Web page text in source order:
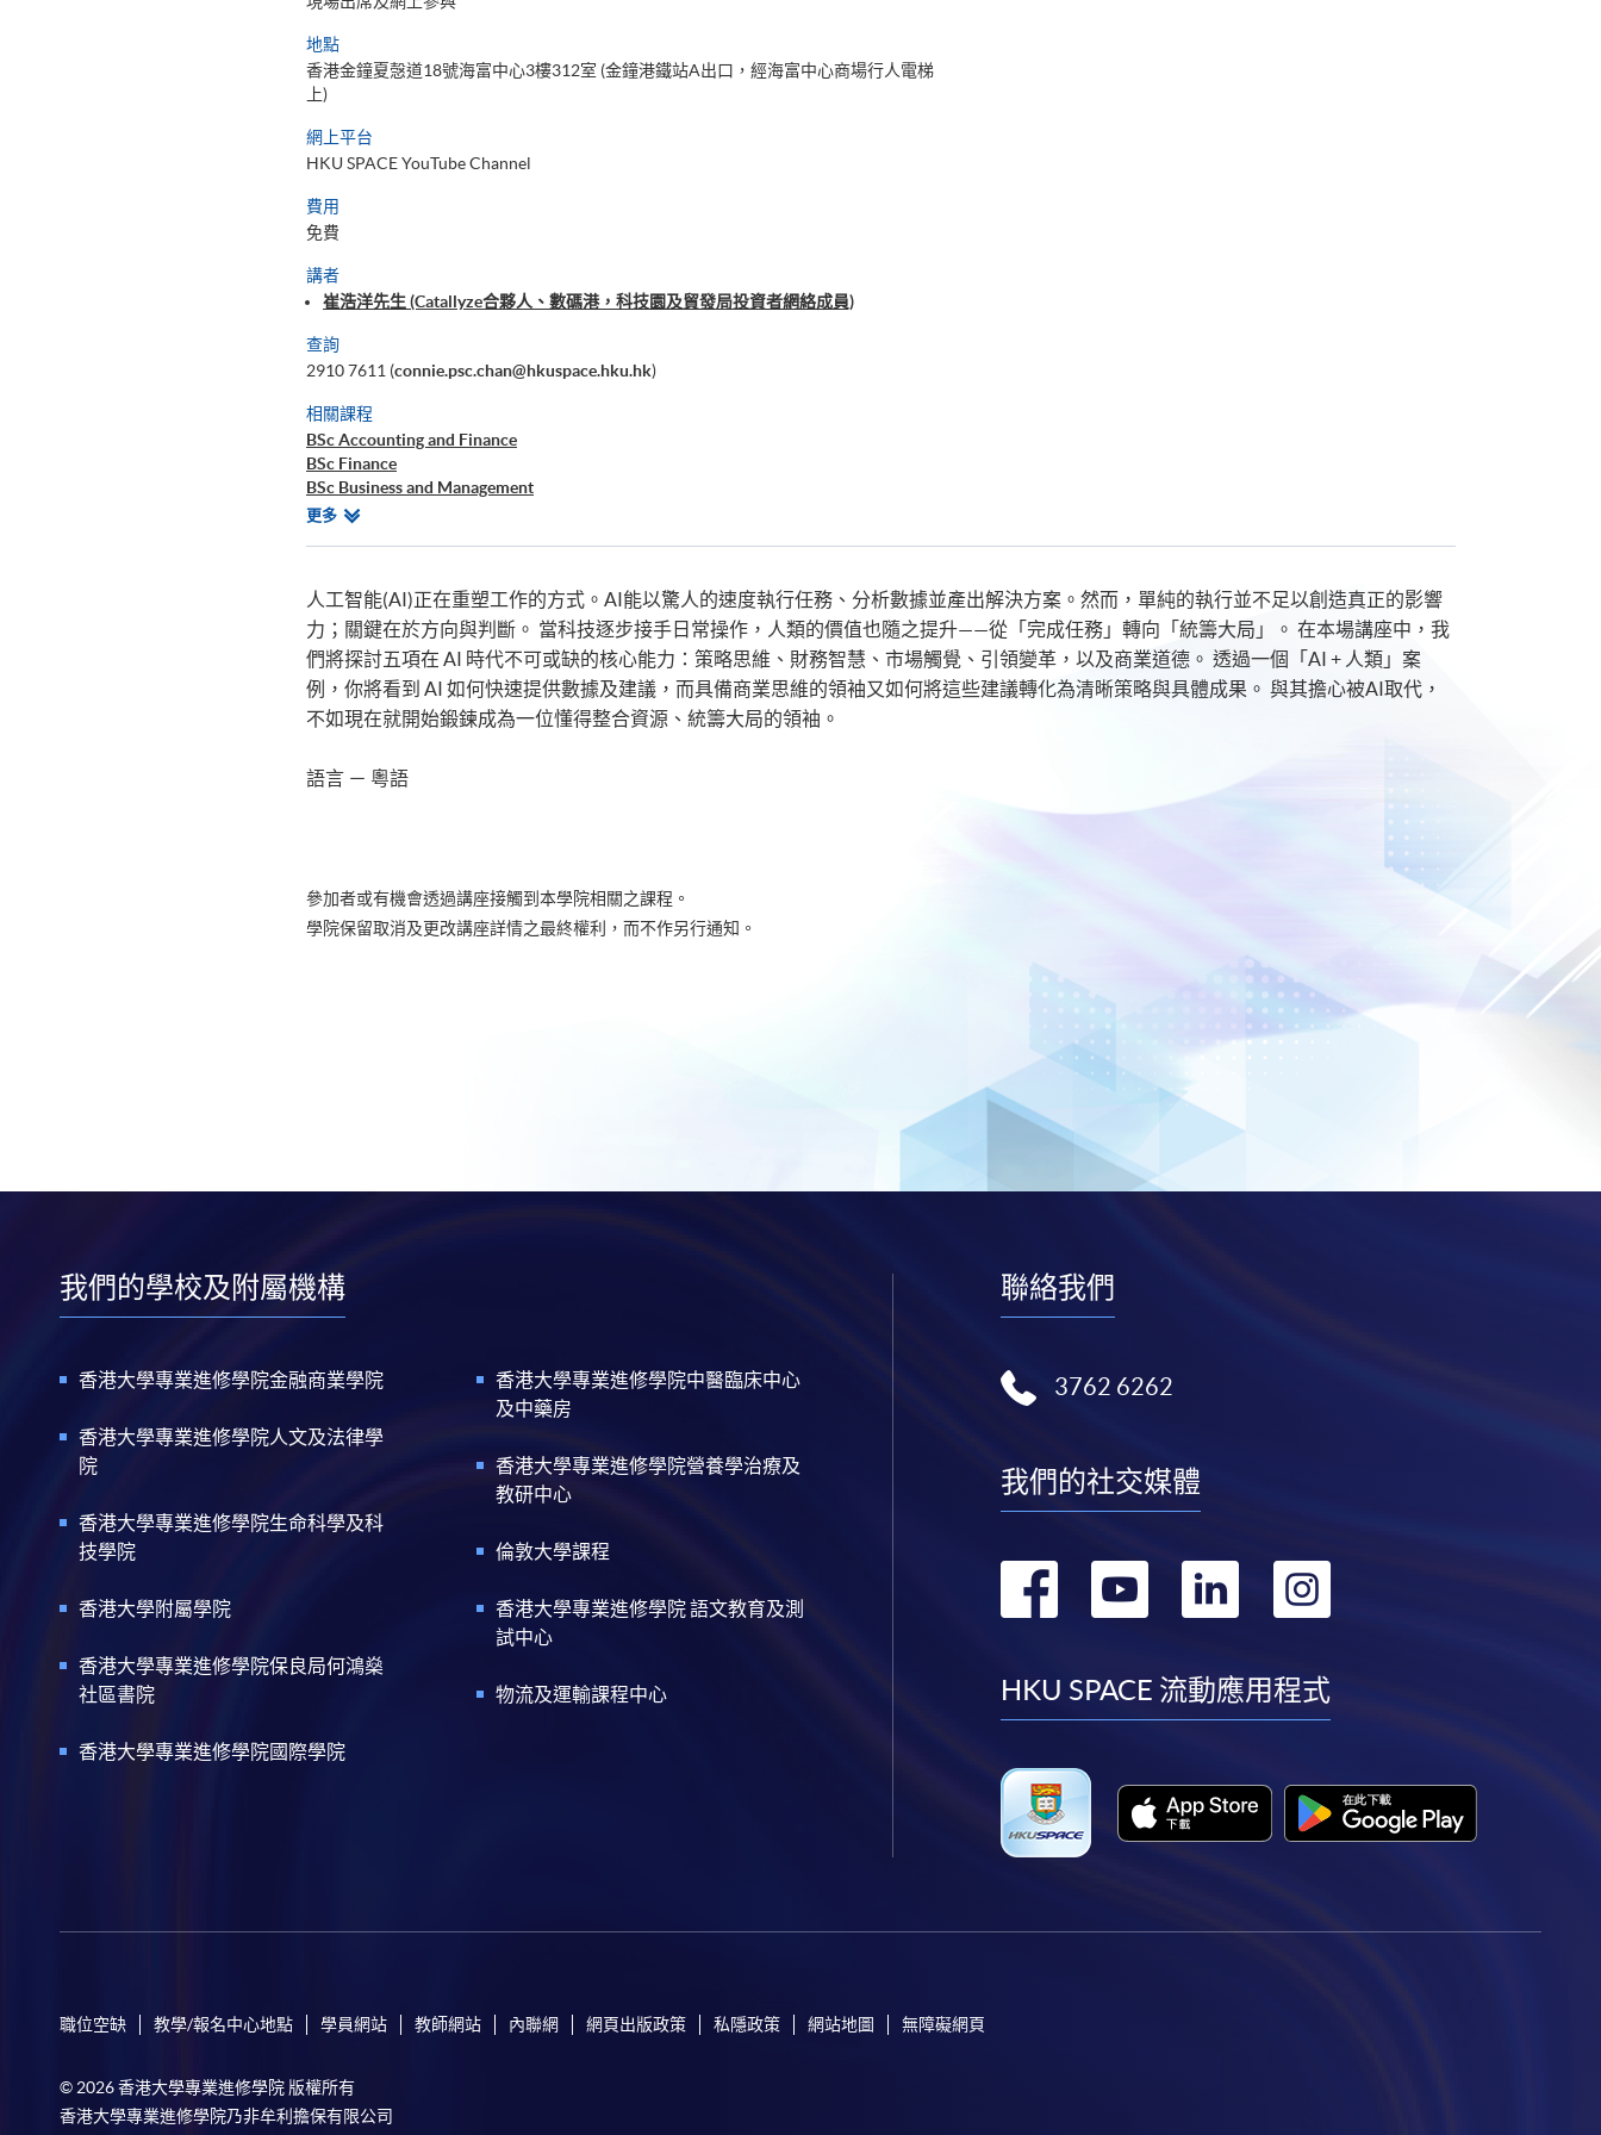
地點
香港金鐘夏愨道18號海富中心3樓312室 (金鐘港鐵站A出口，經海富中心商場行人電梯
上)
網上平台
HKU SPACE YouTube Channel
費用
免費
講者
崔浩洋先生 (Catallyze合夥人、數碼港，科技園及貿發局投資者網絡成員)
查詢
2910 7611 (connie.psc.chan@hkuspace.hku.hk)
相關課程
BSc Accounting and Finance
BSc Finance
BSc Business and Management
BSc Economics and Management
更多相
人工智能(AI)正在重塑工作的方式。AI能以驚人的速度執行任務、分析數據並產出解決方案。然而，單純的執行並不足以創造真正的影響
力；關鍵在於方向與判斷。 當科技逐步接手日常操作，人類的價值也隨之提升——從「完成任務」轉向「統籌大局」。 在本場講座中，我
們將探討五項在 AI 時代不可或缺的核心能力：策略思維、財務智慧、市場觸覺、引領變革，以及商業道德。 透過一個「AI + 人類」案
例，你將看到 AI 如何快速提供數據及建議，而具備商業思維的領袖又如何將這些建議轉化為清晰策略與具體成果。 與其擔心被AI取代，
不如現在就開始鍛鍊成為一位懂得整合資源、統籌大局的領袖。
語言 － 粵語
參加者或有機會透過講座接觸到本學院相關之課程。
學院保留取消及更改講座詳情之最終權利，而不作另行通知。
我們的學校及附屬機構
香港大學專業進修學院金融商業學院
香港大學專業進修學院人文及法律學
院
香港大學專業進修學院生命科學及科
技學院
香港大學附屬學院
香港大學專業進修學院保良局何鴻燊
社區書院
香港大學專業進修學院國際學院
香港大學專業進修學院中醫臨床中心
及中藥房
香港大學專業進修學院營養學治療及
教研中心
倫敦大學課程
香港大學專業進修學院 語文教育及測
試中心
物流及運輸課程中心
聯絡我們
3762 6262
我們的社交媒體
轉
facebook
轉
youtube
轉
linkedininstagram
HKU SPACE 流動應用程式
職位空缺 教學/報名中心地點 學員網站 教師網站 內聯網 網頁出版政策 私隱政策 網站地圖 無障礙網頁
© 2026 香港大學專業進修學院 版權所有
香港大學專業進修學院乃非牟利擔保有限公司